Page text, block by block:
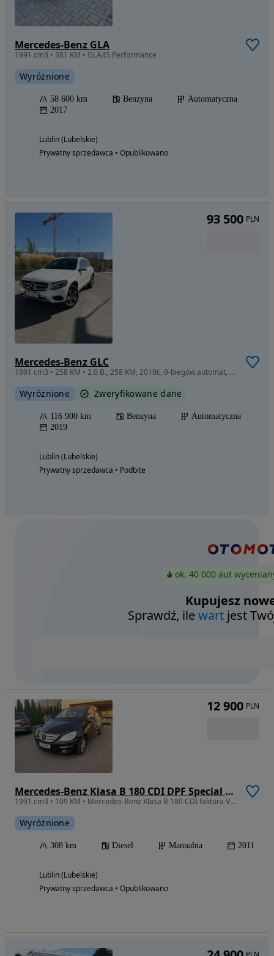
Mercedes-Benz GLA
1991 cm3 • 381 KM • GLA45 Performance
Wyróżnione
58 600 km Benzyna
Automatyczna
2017
Lublin (Lubelskie)
Prywatny sprzedawca • Opublikowano
Mercedes-Benz GLC
1991 cm3 • 258 KM • 2.0 B., 258 KM, 2019r., 9-biegów automat, 4Matic, przebieg 116 900 km.
Wyróżnione Zweryfikowane dane
116 900 km Benzyna
Automatyczna
2019
Lublin (Lubelskie)
Prywatny sprzedawca • Podbite
93 500 PLN
ok. 40 000 aut
Kupujesz
Sprawdź, ilewart jest
Mercedes-Benz Klasa B 180 CDI DPF Special Edition
1991 cm3 • 109 KM • Mercedes-Benz Klasa B 180 CDI faktura VAT cena brutto
Wyróżnione
308 km Diesel Manualna 2011
Lublin (Lubelskie)
Prywatny sprzedawca • Opublikowano
12 900 PLN